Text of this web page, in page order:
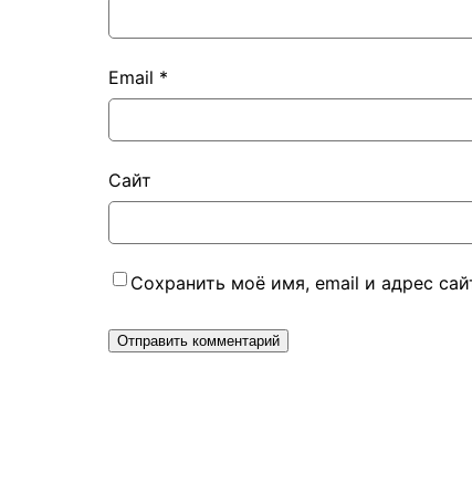
Email *
Сайт
Сохранить моё имя, email и адрес